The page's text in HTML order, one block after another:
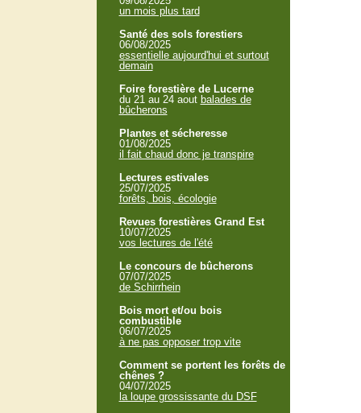
un mois plus tard
Santé des sols forestiers
06/08/2025
essentielle aujourd'hui et surtout
demain
Foire forestière de Lucerne
du 21 au 24 aout balades de
bûcherons
Plantes et sécheresse
01/08/2025
il fait chaud donc je transpire
Lectures estivales
25/07/2025
forêts, bois, écologie
Revues forestières Grand Est
10/07/2025
vos lectures de l'été
Le concours de bûcherons
07/07/2025
de Schirrhein
Bois mort et/ou bois
combustible
06/07/2025
à ne pas opposer trop vite
Comment se portent les forêts de
chênes ?
04/07/2025
la loupe grossissante du DSF